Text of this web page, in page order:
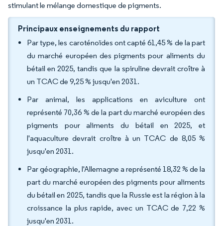
stimulant le mélange domestique de pigments.
Principaux enseignements du rapport
Par type, les caroténoïdes ont capté 61,45 % de la part
du marché européen des pigments pour aliments du
bétail en 2025, tandis que la spiruline devrait croître à
un TCAC de 9,25 % jusqu'en 2031.
Par animal, les applications en aviculture ont
représenté 70,36 % de la part du marché européen des
pigments pour aliments du bétail en 2025, et
l'aquaculture devrait croître à un TCAC de 8,05 %
jusqu'en 2031.
Par géographie, l'Allemagne a représenté 18,32 % de la
part du marché européen des pigments pour aliments
du bétail en 2025, tandis que la Russie est la région à la
croissance la plus rapide, avec un TCAC de 7,22 %
jusqu'en 2031.